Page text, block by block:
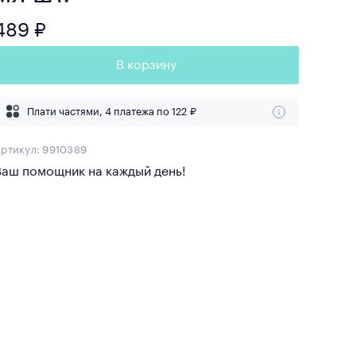
₽
В корзину
Плати частями, 4 платежа по 122 ₽
9910389
помощник на каждый день!